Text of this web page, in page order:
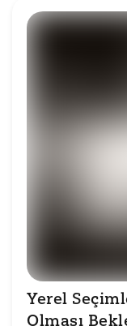
Yerel
Olması